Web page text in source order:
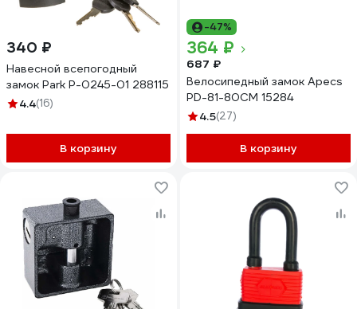
340 ₽
Навесной всепогодный
замок Park P-0245-01 288115
4.4(16)
В корзину
-47%
364 ₽
687 ₽
Велосипедный замок Apecs
PD-81-80CM 15284
4.5(27)
В корзину